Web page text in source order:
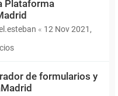
Plataforma
« 12 Nov 2021,
de formularios y